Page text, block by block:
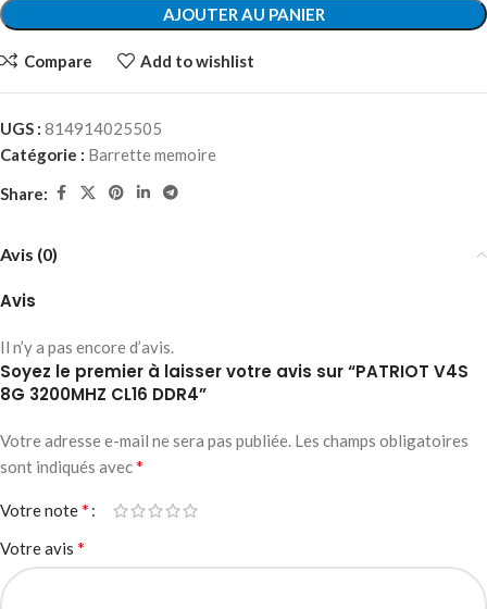
AJOUTER AU PANIER
Compare Add to wishlist
UGS : 814914025505
Catégorie : Barrette memoire
Share:
Avis (0)
Avis
Il n’y a pas encore d’avis.
Soyez le premier à laisser votre avis sur “PATRIOT V4S
8G 3200MHZ CL16 DDR4”
Votre adresse e-mail ne sera pas publiée. Les champs obligatoires
sont indiqués avec*
Votre note*
Votre avis *